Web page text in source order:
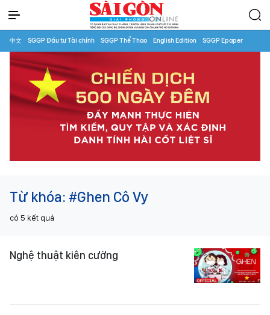
中文 SGGP Đầu tư Tài chính SGGP Thể Thao English Edition SGGP Epaper
Từ khóa: #Ghen Cô Vy
có 5 kết quả
Nghệ thuật kiên cường